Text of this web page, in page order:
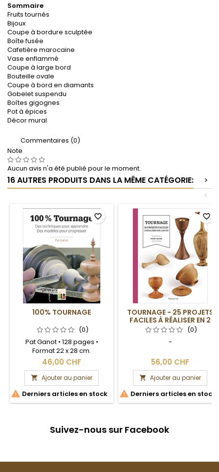
Sommaire
Fruits tournés
Bijoux
Coupe à bordure sculptée
Boîte fusée
Cafetière marocaine
Vase enflammé
Coupe à large bord
Bouteille ovale
Coupe à bord en diamants
Gobelet suspendu
Boîtes gigognes
Pot à épices
Décor mural
Commentaires (0)
Note
Aucun avis n'a été publié pour le moment.
16 AUTRES PRODUITS DANS LA MÊME CATÉGORIE:
>
<
100% TOURNAGE
(0)
Pat Ganot • 128 pages •
Format 22 x 28 cm.
46,00 CHF
 Ajouter au panier
 Derniers articles en stock
favorite_border
TOURNAGE - 25 PROJETS
FACILES À RÉALISER EN 2
JOURS
(0)
-
56,00 CHF
 Ajouter au panier
 Derniers articles en stock
favorite_border
Suivez-nous sur Facebook